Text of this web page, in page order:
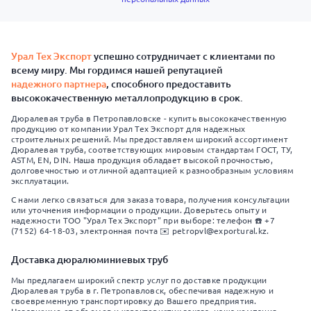
Урал Тех Экспортуспешно сотрудничает с клиентами по
всему миру. Мы гордимся нашей репутацией
надежного партнера, способного предоставить
высококачественную металлопродукцию в срок.
Дюралевая труба в Петропавловске - купить высококачественную
продукцию от компании Урал Тех Экспорт для надежных
строительных решений. Мы предоставляем широкий ассортимент
Дюралевая труба, соответствующих мировым стандартам ГОСТ, ТУ,
ASTM, EN, DIN. Наша продукция обладает высокой прочностью,
долговечностью и отличной адаптацией к разнообразным условиям
эксплуатации.
С нами легко связаться для заказа товара, получения консультации
или уточнения информации о продукции. Доверьтесь опыту и
надежности ТОО "Урал Тех Экспорт" при выборе: телефон ☎️ +7
(7152) 64-18-03, электронная почта ✉️ petropvl@exportural.kz.
Доставка дюралюминиевых труб
Мы предлагаем широкий спектр услуг по доставке продукции
Дюралевая труба в г. Петропавловск, обеспечивая надежную и
своевременную транспортировку до Вашего предприятия.